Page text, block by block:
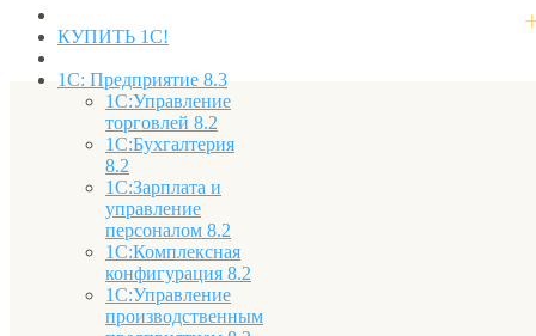
КУПИТЬ 1С!
1С: Предприятие 8.3
1С:Управление
торговлей 8.2
1С:Бухгалтерия
8.2
1С:Зарплата и
управление
персоналом 8.2
1С:Комплексная
конфигурация 8.2
1С:Управление
производственным